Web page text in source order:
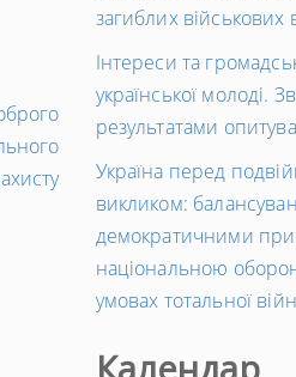
Наступний
запис
→
загиблих військових
Інтереси та
української молоді.
результатами
Україна перед
викликом:
демократичними
національною
умовах тотальної